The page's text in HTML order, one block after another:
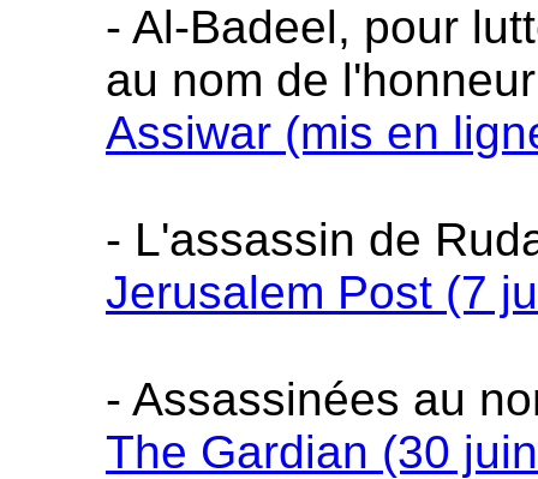
- Al-Badeel, pour
au nom de
Assiwar (mis en
- L'assassin de
Jerusalem Post (7
- Assassinées au
The Gardian (30